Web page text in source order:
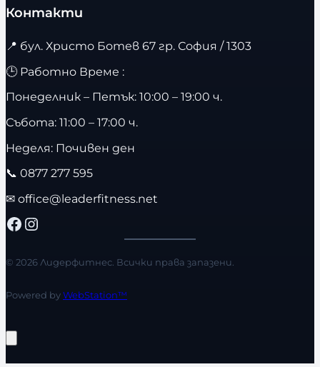
Контакти
📍 бул. Христо Ботев 67 гр. София / 1303
🕒 Работно Време :
Понеделник – Петък: 10:00 – 19:00 ч.
Събота: 11:00 – 17:00 ч.
Неделя: Почивен ден
📞 0877 277 595
✉ office@leaderfitness.net
Facebook Instagram
© 2026 Лидерфитнес. Всички права запазени.
Powered byWebStation™